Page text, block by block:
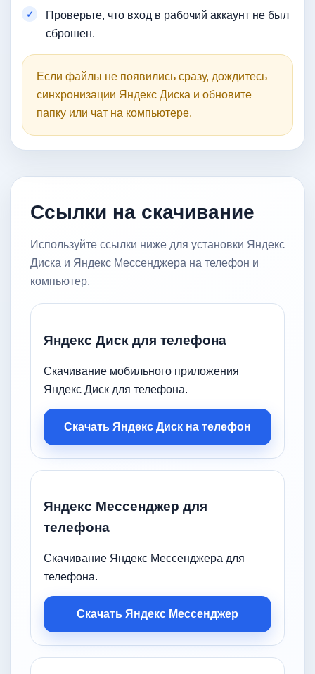
Проверьте, что вход в рабочий аккаунт не был
сброшен.
Если файлы не появились сразу, дождитесь
синхронизации Яндекс Диска и обновите
папку или чат на компьютере.
Ссылки на скачивание
Используйте ссылки ниже для установки Яндекс
Диска и Яндекс Мессенджера на телефон и
компьютер.
Яндекс Диск для телефона
Скачивание мобильного приложения
Яндекс Диск для телефона.
Скачать Яндекс Диск на телефон
Яндекс Мессенджер для
телефона
Скачивание Яндекс Мессенджера для
телефона.
Скачать Яндекс Мессенджер